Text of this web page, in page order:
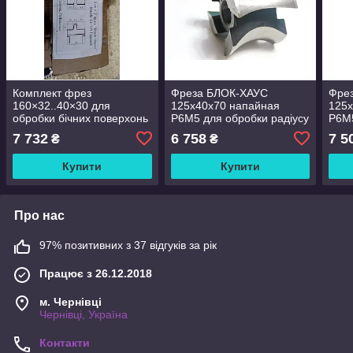
Комплект фрез
160×32..40×30 для
обробки бічних поверхонь
напайная Р6М5
7 732 ₴
Купити
Фреза БЛОК-ХАУС
125х40х70 напайная
Р6М5 для обробки радіусу
обшивальної дошки
6 758₴
Купити
7
Про нас
97% позитивних з 37 відгуків за рік
Працює з 26.12.2018
м. Чернівці
Чернівці, Україна
Контакти